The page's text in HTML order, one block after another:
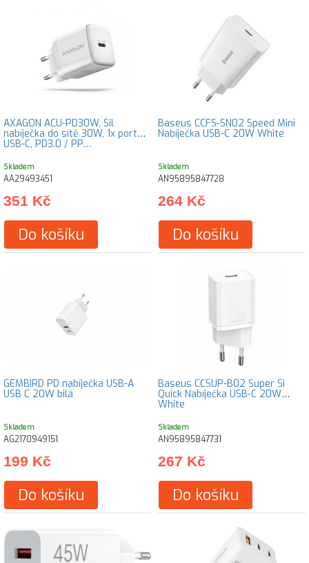
AXAGON ACU-PD30W, Sil
nabíječka do sítě 30W, 1x port
USB-C, PD3.0 / PP…
Skladem
AA29493451
351 Kč
Do košíku
Baseus CCFS-SN02 Speed Mini
Nabíječka USB-C 20W White
Skladem
AN95895847728
264 Kč
Do košíku
GEMBIRD PD nabíječka USB-A
USB C 20W bilá
Skladem
AG2170949151
199 Kč
Do košíku
Baseus CCSUP-B02 Super Si
Quick Nabíječka USB-C 20W
White
Skladem
AN95895847731
267 Kč
Do košíku